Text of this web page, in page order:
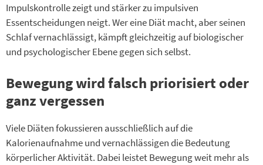
Impulskontrolle zeigt und stärker zu impulsiven
Essentscheidungen neigt. Wer eine Diät macht, aber seinen
Schlaf vernachlässigt, kämpft gleichzeitig auf biologischer
und psychologischer Ebene gegen sich selbst.
Bewegung wird falsch priorisiert oder
ganz vergessen
Viele Diäten fokussieren ausschließlich auf die
Kalorienaufnahme und vernachlässigen die Bedeutung
körperlicher Aktivität. Dabei leistet Bewegung weit mehr als